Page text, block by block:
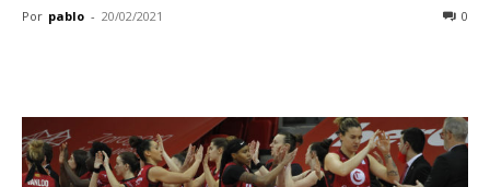
Por pablo - 20/02/2021 0